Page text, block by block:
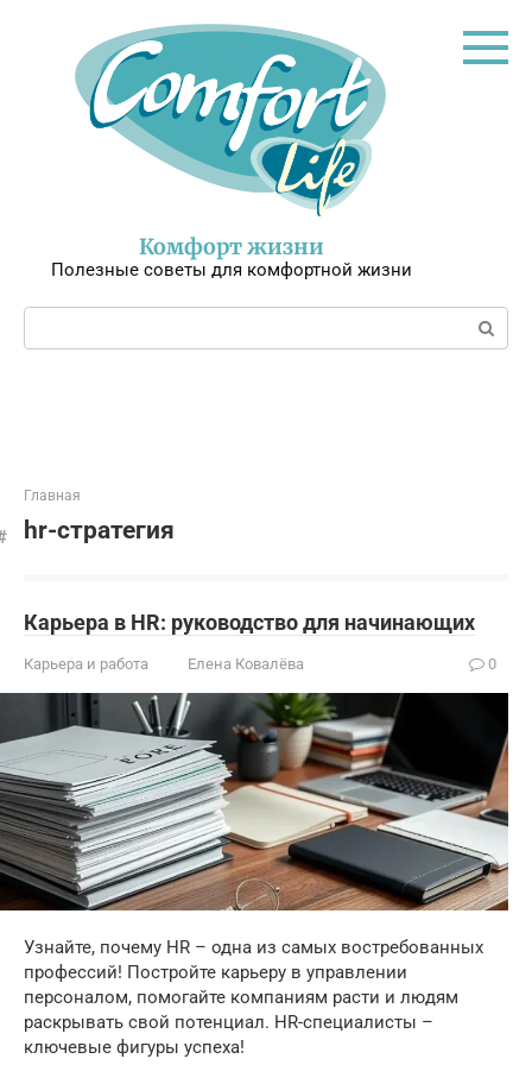
Комфорт жизни
Полезные советы для комфортной жизни
Поиск:
Главная
hr-стратегия
Карьера в HR: руководство для начинающих
Карьера и работа Елена Ковалёва 0
Узнайте, почему HR – одна из самых востребованных
профессий! Постройте карьеру в управлении
персоналом, помогайте компаниям расти и людям
раскрывать свой потенциал. HR-специалисты –
ключевые фигуры успеха!